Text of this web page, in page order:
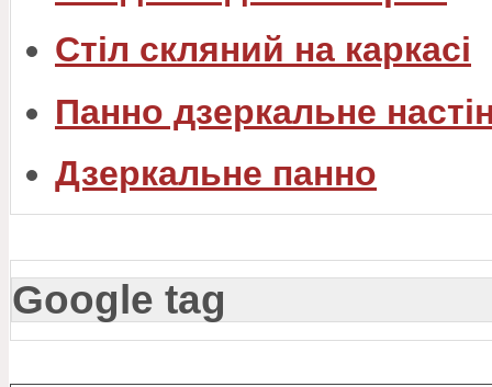
Стіл скляний на каркасі
Панно дзеркальне
Дзеркальне панно
Google tag